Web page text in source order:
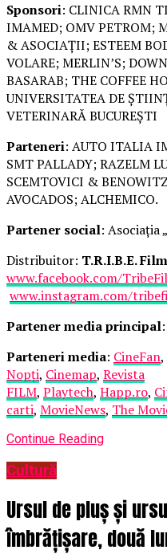
Sponsori: CLINICA RMN
IMAMED; OMV PETROM;
& ASOCIAȚII; ESTEEM
VOLARE; MERLIN’S;
BASARAB; THE COFFEE
UNIVERSITATEA DE
VETERINARĂ BUCUREȘTI
Parteneri: AUTO ITALIA
SMT PALLADY; RAZELM
SCEMTOVICI &
AVOCADOS; ALCHEMICO.
Partener social: Asociația
Distribuitor: T.R.I.B.E.
www.facebook.com/
www.instagram.com/
Partener media principal:
Parteneri media: CineFan,
Nopți, Cinemap, Revista
FILM, Playtech, Happ.ro,
carti, MovieNews, The
Continue Reading
Cultură
Ursul de pluș și
îmbrățișare, două